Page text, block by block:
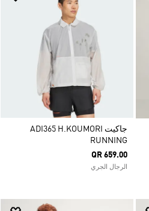
جاكيت ADI365 H.KOUMORI
RUNNING
QR 659.00
الرجال الجري